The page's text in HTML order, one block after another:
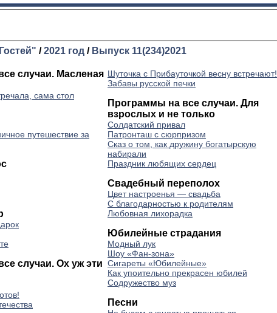
/2021 год / Выпуск 11(234)2021
случаи. Масленая
сама стол
путешествие за
случаи. Ох уж эти
Шуточка с Прибауточкой весну встречают!
Забавы русской печки
Программы на все случаи. Для
взрослых и не только
Солдатский привал
Патронташ с сюрпризом
Сказ о том, как дружину богатырскую
набирали
Праздник любящих сердец
Свадебный переполох
Цвет настроенья — свадьба
С благодарностью к родителям
Любовная лихорадка
Юбилейные страдания
Модный лук
Шоу «Фан-зона»
Сигареты «Юбилейные»
Как упоительно прекрасен юбилей
Содружество муз
Песни